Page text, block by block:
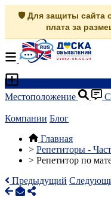
🛡️ Для защиты сайта
плата за
Местоположение
Компании Блог
Главная
> Репетиторы -
> Репетитор по
Предыдущий